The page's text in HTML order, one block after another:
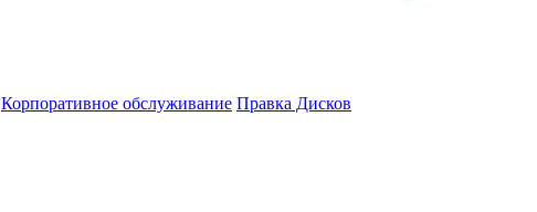
Корпоративное обслуживание Правка Дисков